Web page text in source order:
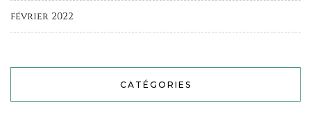
février 2022
CATÉGORIES